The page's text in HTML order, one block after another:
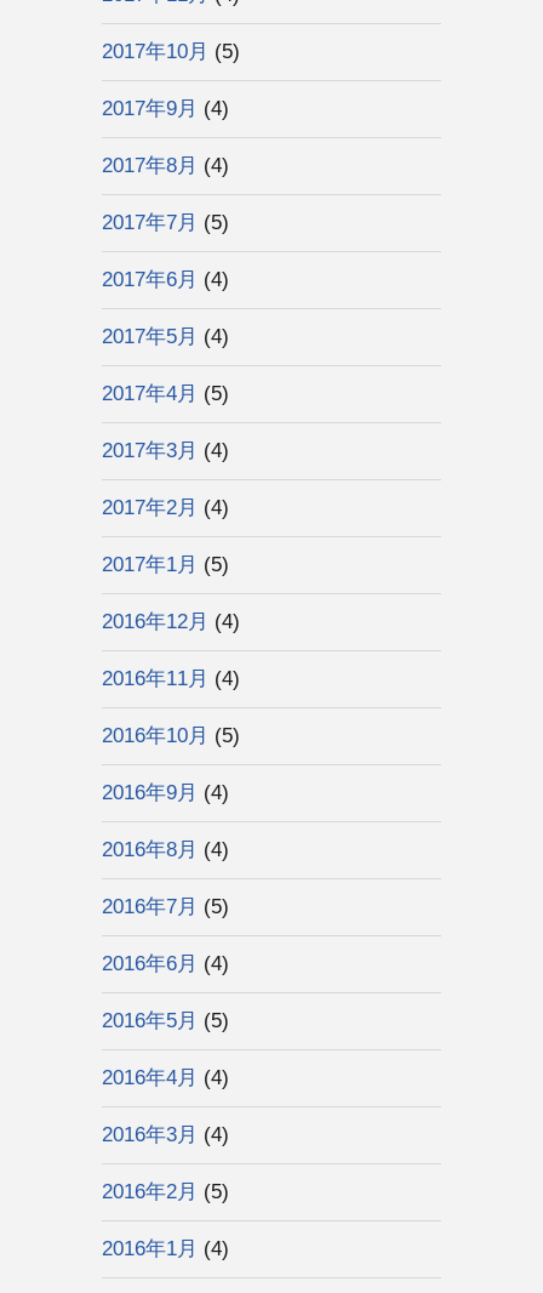
2017年10月 (5)
2017年9月 (4)
2017年8月 (4)
2017年7月 (5)
2017年6月 (4)
2017年5月 (4)
2017年4月 (5)
2017年3月 (4)
2017年2月 (4)
2017年1月 (5)
2016年12月 (4)
2016年11月 (4)
2016年10月 (5)
2016年9月 (4)
2016年8月 (4)
2016年7月 (5)
2016年6月 (4)
2016年5月 (5)
2016年4月 (4)
2016年3月 (4)
2016年2月 (5)
2016年1月 (4)